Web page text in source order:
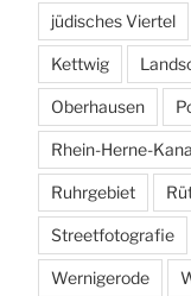
jüdisches Viertel
Kettwig
Oberhausen
Rhein-Herne-
Ruhrgebiet
Streetfotografie
Wernigerode